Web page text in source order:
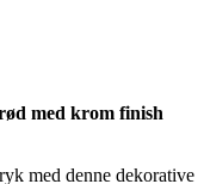
med krom finish
med denne dekorative